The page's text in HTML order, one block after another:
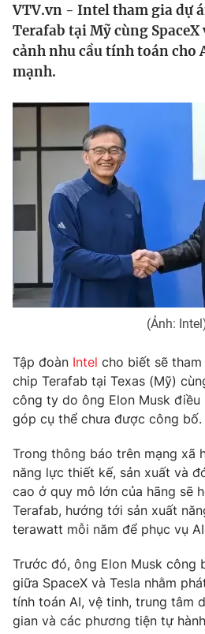
Thế giới
Tin tức
Câu chuyện quốc tế
Kinh tế
Tài chính
Thị trường
Góc doanh nghiệp
Dữ liệu và đời sống
Truyền hình
Phim VTV
Hậu trường
Nhân vật
Khán giả
Giải trí
Điện ảnh
Âm nhạc
Sao
Đời sống
Du lịch
Chất lượng cuộc sống
Giáo dục
Học trực tuyến
Công nghệ
Hitech Công nghệ tương lai
Sản phẩm
Thị trường
Tư vấn
Giao lưu trực tuyến
Lịch phát sóng
Chuyên mục khác
Emagazine
Photo
Video
VTV.vn - Intel tham gia dự
Terafab tại Mỹ cùng
cảnh nhu cầu tính toán cho
mạnh.
(Ảnh:
Tập đoàn Intel cho biết sẽ
chip Terafab tại Texas (Mỹ)
công ty do ông Elon Musk điều
góp cụ thể chưa được công bố.
Trong thông báo trên mạng xã
năng lực thiết kế, sản xuất và
cao ở quy mô lớn của hãng sẽ
Terafab, hướng tới sản xuất
terawatt mỗi năm để phục vụ
Trước đó, ông Elon Musk công
giữa SpaceX và Tesla nhằm
tính toán AI, vệ tinh, trung tâm
gian và các phương tiện tự